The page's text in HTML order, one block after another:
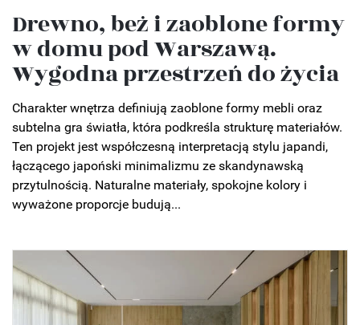
Drewno, beż i zaoblone formy
w domu pod Warszawą.
Wygodna przestrzeń do życia
Charakter wnętrza definiują zaoblone formy mebli oraz
subtelna gra światła, która podkreśla strukturę materiałów.
Ten projekt jest współczesną interpretacją stylu japandi,
łączącego japoński minimalizmu ze skandynawską
przytulnością. Naturalne materiały, spokojne kolory i
wyważone proporcje budują...